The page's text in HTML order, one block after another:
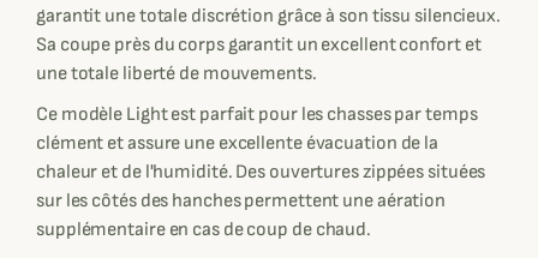
garantit une totale discrétion grâce à son tissu silencieux.
Sa coupe près du corps garantit un excellent confort et
une totale liberté de mouvements.
Ce modèle Light est parfait pour les chasses par temps
clément et assure une excellente évacuation de la
chaleur et de l'humidité. Des ouvertures zippées situées
sur les côtés des hanches permettent une aération
supplémentaire en cas de coup de chaud.